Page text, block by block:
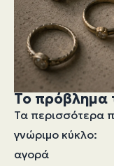
Το πρόβλημα
Τα περισσότερα
γνώριμο κύκλο:
αγορά